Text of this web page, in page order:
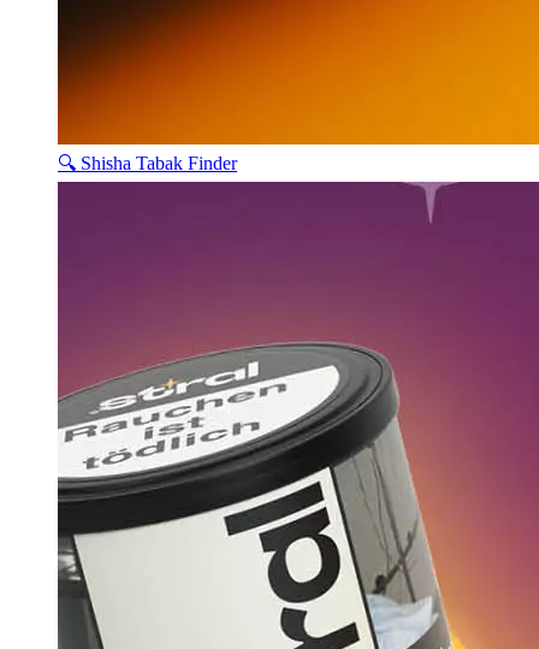
🔍 Shisha Tabak Finder